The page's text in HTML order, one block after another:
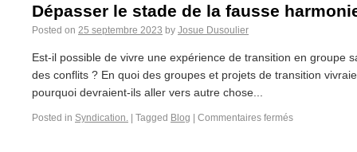
Dépasser le stade de la fausse
Posted on 25 septembre 2023 by Josue Dusoulier
Est-il possible de vivre une expérience de transition en groupe
des conflits ? En quoi des groupes et projets de transition
pourquoi devraient-ils aller vers autre chose...
Posted in Syndication. Tagged Blog Commentaires fermés